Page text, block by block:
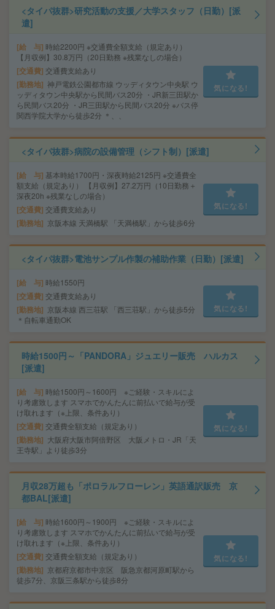
<タイパ抜群>研究活動の支援／大学スタッフ（日勤）[派
遣]
給 与 時給2200円 ※交通費全額支給（規定あり）
【月収例】30.8万円（20日勤務 ※残業なしの場合）
交通費 交通費支給あり
勤務地 神戸電鉄公園都市線 ウッディタウン中央駅 ウ
ッディタウン中央駅から民間バス20分 ・JR新三田駅か
ら民間バス20分 ・JR三田駅から民間バス20分 ※バス停
関西学院大学から徒歩2分 ＊、、
気になる!
<タイパ抜群>病院の設備管理（シフト制）[派遣]
給 与 基本時給1700円・深夜時給2125円 ※交通費全
額支給（規定あり） 【月収例】27.2万円（10日勤務＋
深夜20h ※残業なしの場合）
交通費 交通費支給あり
勤務地 京阪本線 天満橋駅 「天満橋駅」から徒歩6分
気になる!
<タイパ抜群>電池サンプル作製の補助作業（日勤）[派遣]
給 与 時給1550円
交通費 交通費支給あり
勤務地
京阪本線 西三荘駅 「西三荘駅」から徒歩5分
＊自転車通勤OK
気になる!
時給1500円～「PANDORA」ジュエリー販売 ハルカス
[派遣]
給 与 時給1500円～1600円 ※ご経験・スキルによ
り考慮致します スマホでかんたんに前払いで給与が受
け取れます（※上限、条件あり）
交通費 交通費全額支給（規定あり）
勤務地
大阪府大阪市阿倍野区 大阪メトロ・JR「天
王寺駅」より徒歩3分
気になる!
月収28万超も「ポロラルフローレン」英語通訳販売 京
都BAL[派遣]
給 与 時給1600円～1900円 ※ご経験・スキルによ
り考慮致します スマホでかんたんに前払いで給与が受
け取れます（※上限、条件あり）
交通費 交通費全額支給（規定あり）
勤務地
京都府京都市中京区 阪急京都河原町駅から
徒歩7分、京阪三条駅から徒歩8分
気になる!